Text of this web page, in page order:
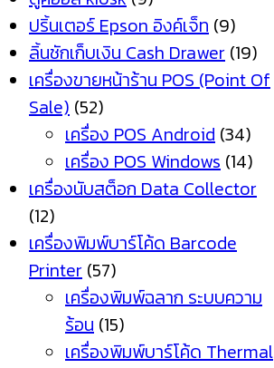
ปริ้นเตอร์ Epson อิงค์เจ็ท (9)
ลิ้นชักเก็บเงิน Cash Drawer (19)
เครื่องขายหน้าร้าน POS (Point Of
Sale) (52)
เครื่อง POS Android (34)
เครื่อง POS Windows (14)
เครื่องนับสต็อก Data Collector
(12)
เครื่องพิมพ์บาร์โค้ด Barcode
Printer (57)
เครื่องพิมพ์ฉลาก ระบบความ
ร้อน (15)
เครื่องพิมพ์บาร์โค้ด Thermal